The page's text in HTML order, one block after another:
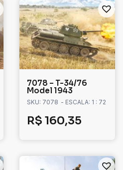
7078 – T-34/76
Model 1943
SKU: 7078 - ESCALA: 1 : 72
R$ 160,35